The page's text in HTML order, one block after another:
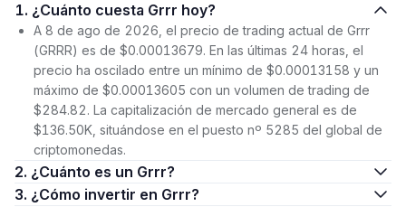
1. ¿Cuánto cuesta Grrr hoy?
A 8 de ago de 2026, el precio de trading actual de Grrr
(GRRR) es de $0.00013679. En las últimas 24 horas, el
precio ha oscilado entre un mínimo de $0.00013158 y un
máximo de $0.00013605 con un volumen de trading de
$284.82. La capitalización de mercado general es de
$136.50K, situándose en el puesto nº 5285 del global de
criptomonedas.
2. ¿Cuánto es un Grrr?
3. ¿Cómo invertir en Grrr?